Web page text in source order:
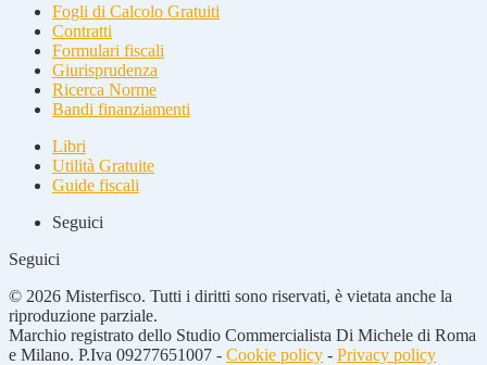
Fogli di Calcolo Gratuiti
Contratti
Formulari fiscali
Giurisprudenza
Ricerca Norme
Bandi finanziamenti
Libri
Utilità Gratuite
Guide fiscali
Seguici
Seguici
© 2026 Misterfisco. Tutti i diritti sono riservati, è vietata anche la
riproduzione parziale.
Marchio registrato dello Studio Commercialista Di Michele di Roma
e Milano. P.Iva 09277651007 - Cookie policy - Privacy policy